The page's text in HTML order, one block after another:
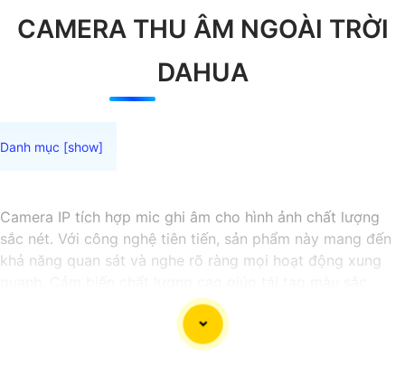
CAMERA THU ÂM NGOÀI TRỜI
DAHUA
Camera IP tích hợp mic ghi âm cho hình ảnh chất lượng
sắc nét. Với công nghệ tiên tiến, sản phẩm này mang đến
khả năng quan sát và nghe rõ ràng mọi hoạt động xung
chính xác, đồng thời mic ghi âm tích hợp cho phép người
dùng thấu hiểu từng chi tiết với âm thanh sống động. Sự
kết hợp hoàn hảo giữa hình ảnh và âm thanh không chỉ